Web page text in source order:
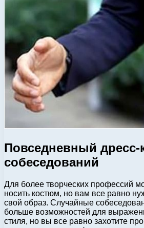
Повседневный дресс-
собеседований
Для более творческих профессий
носить костюм, но вам все равно
свой образ. Случайные
больше возможностей для
стиля, но вы все равно захотите